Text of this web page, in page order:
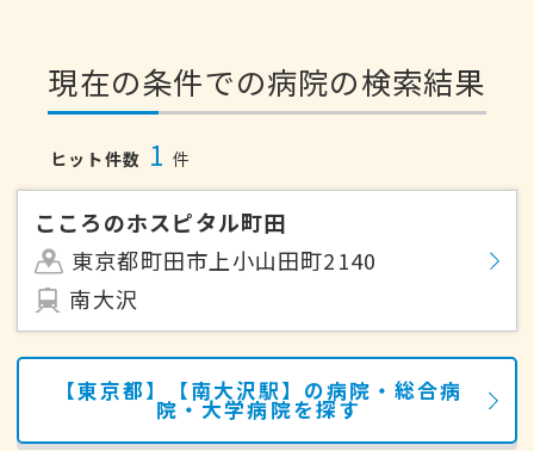
現在の条件での病院の検索結果
ヒット件数 1 件
こころのホスピタル町田
東京都町田市上小山田町2140
南大沢
【東京都】【南大沢駅】の病院・総合病
院・大学病院を探す